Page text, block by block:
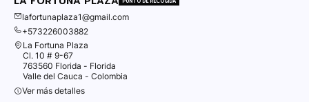
lafortunaplaza1@gmail.com
+573226003882
La Fortuna Plaza
Cl. 10 # 9-67
763560 Florida - Florida
Valle del Cauca - Colombia
Ver más detalles